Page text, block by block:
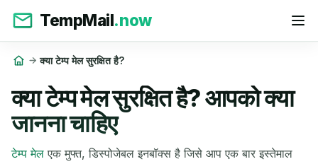
TempMail.now
क्या टेम्प मेल सुरक्षित है?
क्या टेम्प मेल सुरक्षित है? आपको क्या
जानना चाहिए
टेम्प मेल एक मुफ्त, डिस्पोजेबल इनबॉक्स है जिसे आप एक बार इस्तेमाल